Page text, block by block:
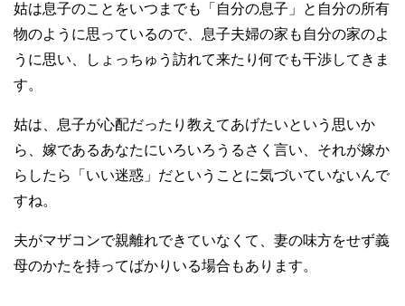
姑は息子のことをいつまでも「自分の息子」と自分の所有
物のように思っているので、息子夫婦の家も自分の家のよ
うに思い、しょっちゅう訪れて来たり何でも干渉してきま
す。
姑は、息子が心配だったり教えてあげたいという思いか
ら、嫁であるあなたにいろいろうるさく言い、それが嫁か
らしたら「いい迷惑」だということに気づいていないんで
すね。
夫がマザコンで親離れできていなくて、妻の味方をせず義
母のかたを持ってばかりいる場合もあります。